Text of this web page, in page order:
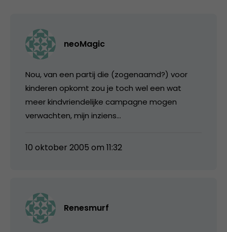
neoMagic
Nou, van een partij die (zogenaamd?) voor
kinderen opkomt zou je toch wel een wat
meer kindvriendelijke campagne mogen
verwachten, mijn inziens…
10 oktober 2005 om 11:32
Renesmurf